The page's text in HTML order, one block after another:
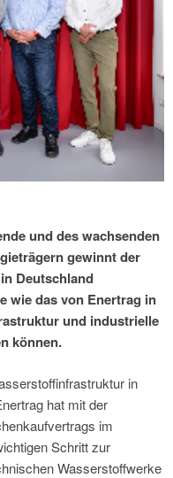
und des wachsenden
gewinnt der
Deutschland
wie das von Enertrag in
und industrielle
können.
in
hat mit der
im
Schritt zur
Wasserstoffwerke